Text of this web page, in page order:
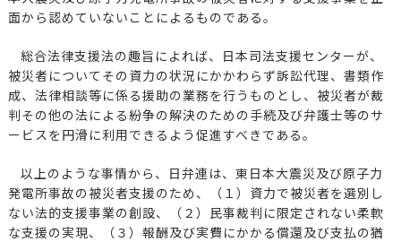
面から認めていないことによるものである。
総合法律支援法の趣旨によれば、日本司法支援センターが、
被災者についてその資力の状況にかかわらず訴訟代理、書類作
成、法律相談等に係る援助の業務を行うものとし、被災者が裁
判その他の法による紛争の解決のための手続及び弁護士等のサ
ービスを円滑に利用できるよう促進すべきである。
以上のような事情から、日弁連は、東日本大震災及び原子力
発電所事故の被災者支援のため、（１）資力で被災者を選別し
ない法的支援事業の創設、（２）民事裁判に限定されない柔軟
な支援の実現、（３）報酬及び実費にかかる償還及び支払の猶